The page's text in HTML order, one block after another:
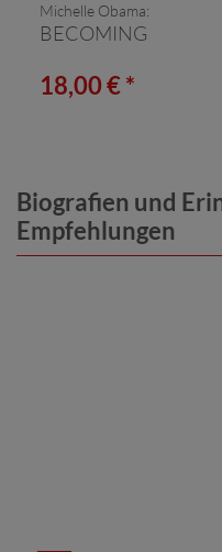
Michelle Obama:
BECOMING
18,00 € *
Biografien und
Empfehlungen